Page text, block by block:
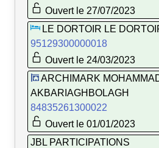
Ouvert le 27/07/2023
LE DORTOIR LE
95129300000018
Ouvert le 24/03/2023
ARCHIMARK
AKBARIAGHBOLAGH
84835261300022
Ouvert le 01/01/2023
JBL PARTICIPATIONS